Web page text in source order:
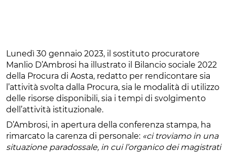
Lunedì 30 gennaio 2023, il sostituto procuratore
Manlio D’Ambrosi ha illustrato il Bilancio sociale 2022
della Procura di Aosta, redatto per rendicontare sia
l’attività svolta dalla Procura, sia le modalità di utilizzo
delle risorse disponibili, sia i tempi di svolgimento
dell’attività istituzionale.
D’Ambrosi, in apertura della conferenza stampa, ha
rimarcato la carenza di personale: «ci troviamo in una
situazione paradossale, in cui l’organico dei magistrati